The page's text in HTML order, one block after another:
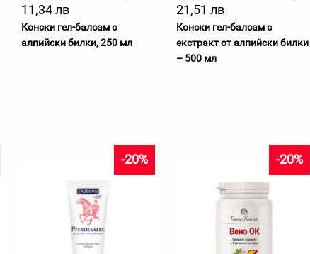
11,34 лв
Конски гел-балсам с
алпийски билки, 250 мл
21,51 лв
Конски гел-балсам с
екстракт от алпийски билки
– 500 мл
-20% -20%